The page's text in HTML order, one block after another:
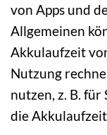
von Apps und
Allgemeinen
Akkulaufzeit
Nutzung
nutzen, z. B.
die